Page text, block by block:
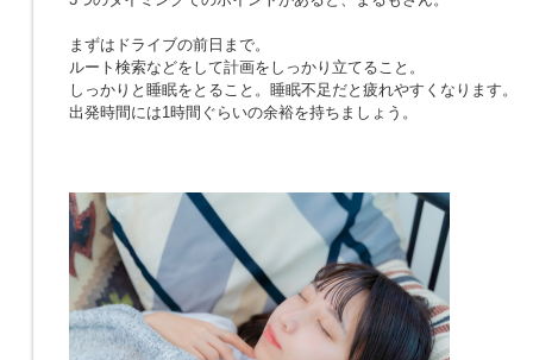
まずはドライブの前日まで。
ルート検索などをして計画をしっかり立てること。
しっかりと睡眠をとること。睡眠不足だと疲れやすくなります。
出発時間には1時間ぐらいの余裕を持ちましょう。